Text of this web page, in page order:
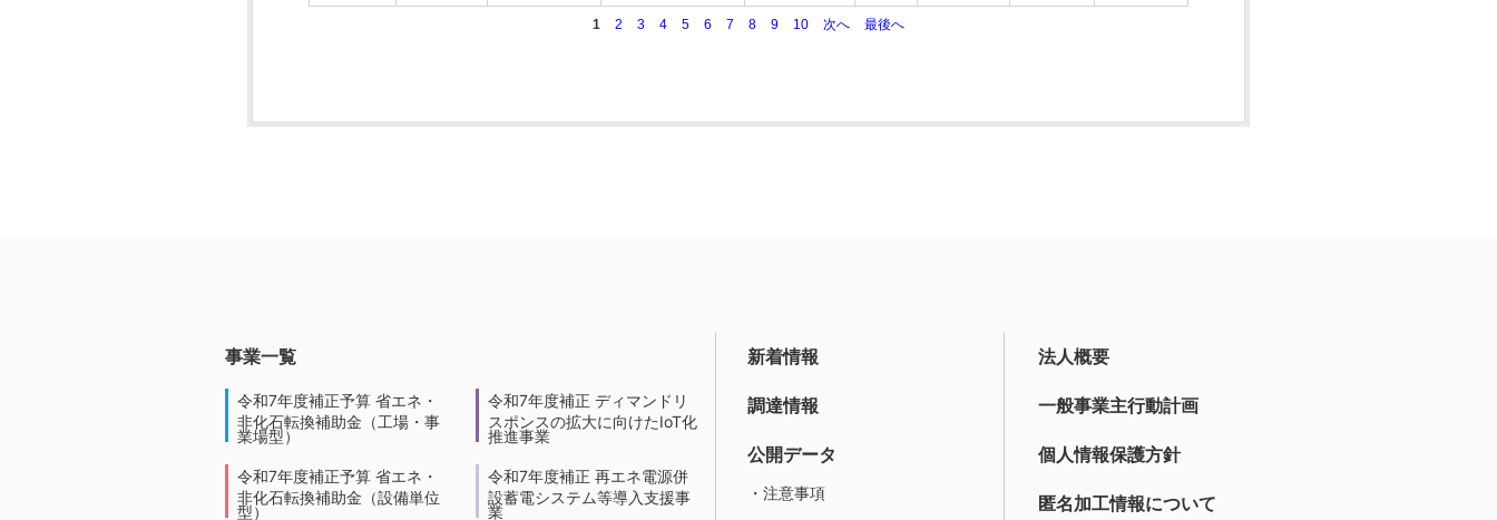
1 2 3 4 5 6 7 8 9 10 次へ 最後へ
事業一覧
令和7年度補正予算 省エネ・
非化石転換補助金（工場・事
業場型）
令和7年度補正予算 省エネ・
非化石転換補助金（設備単位
型）
令和7年度補正 ディマンドリ
スポンスの拡大に向けたIoT化
推進事業
令和7年度補正 再エネ電源併
設蓄電システム等導入支援事
業
新着情報
調達情報
公開データ
・注意事項
法人概要
一般事業主行動計画
個人情報保護方針
匿名加工情報について